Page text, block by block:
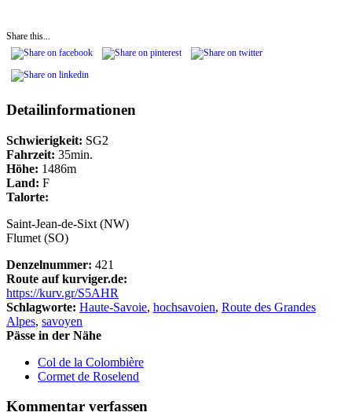
Share this...
Detailinformationen
Schwierigkeit: SG2
Fahrzeit: 35min.
Höhe: 1486m
Land: F
Talorte:
Saint-Jean-de-Sixt (NW)
Flumet (SO)
Denzelnummer: 421
Route auf kurviger.de:
https://kurv.gr/S5AHR
Schlagworte: Haute-Savoie, hochsavoien, Route des Grandes
Alpes, savoyen
Pässe in der Nähe
Col de la Colombière
Cormet de Roselend
Kommentar verfassen